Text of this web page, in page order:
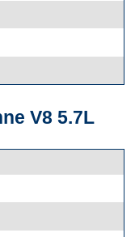
V8 5.7L